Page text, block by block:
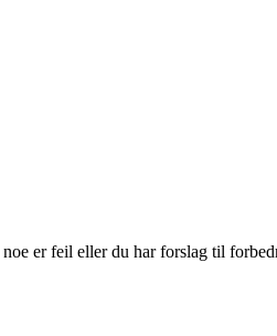
er feil eller du har forslag til